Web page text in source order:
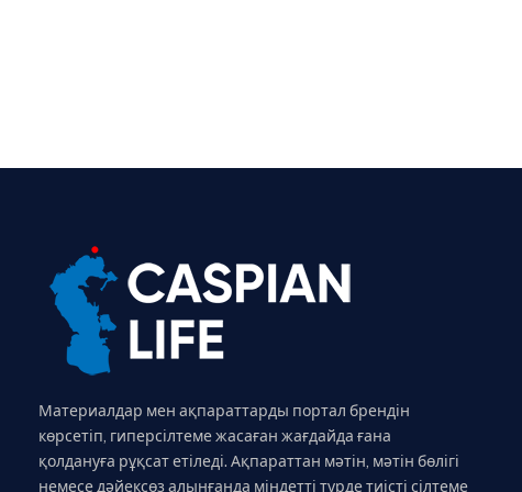
Материалдар мен ақпараттарды портал брендін
көрсетіп, гиперсілтеме жасаған жағдайда ғана
қолдануға рұқсат етіледі. Ақпараттан мәтін, мәтін бөлігі
немесе дәйексөз алынғанда міндетті түрде тиісті сілтеме